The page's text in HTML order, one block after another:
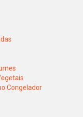
Congelador